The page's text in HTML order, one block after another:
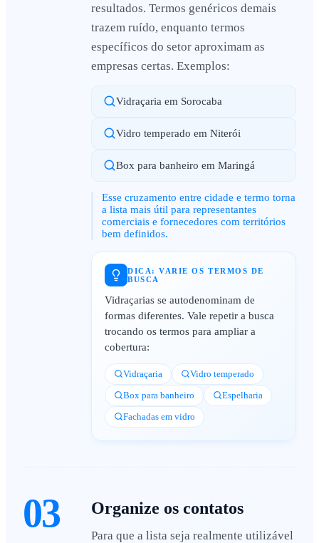
resultados. Termos genéricos demais
trazem ruído, enquanto termos
específicos do setor aproximam as
empresas certas. Exemplos:
Vidraçaria em Sorocaba
Vidro temperado em Niterói
Box para banheiro em Maringá
Esse cruzamento entre cidade e termo torna
a lista mais útil para representantes
comerciais e fornecedores com territórios
bem definidos.
DICA: VARIE OS TERMOS DE
BUSCA
Vidraçarias se autodenominam de
formas diferentes. Vale repetir a busca
trocando os termos para ampliar a
cobertura:
Vidraçaria
Vidro temperado
Box para banheiro
Espelharia
Fachadas em vidro
03 Organize os contatos
Para que a lista seja realmente utilizável